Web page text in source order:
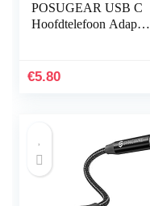
POSUGEAR USB C
Hoofdtelefoon Adapte,
3.5mm Adapter met
€5.80